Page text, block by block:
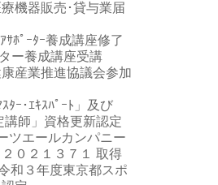
機器販売･貸与業届
ｻﾎﾟｰﾀｰ養成講座修了
ー養成講座受講
産業推進協議会参加
ﾀｰ･ｴｷｽﾊﾟｰﾄ」及び
師」資格更新認定
ツエールカンパニー
０２１３７１ 取得
和３年度東京都スポ